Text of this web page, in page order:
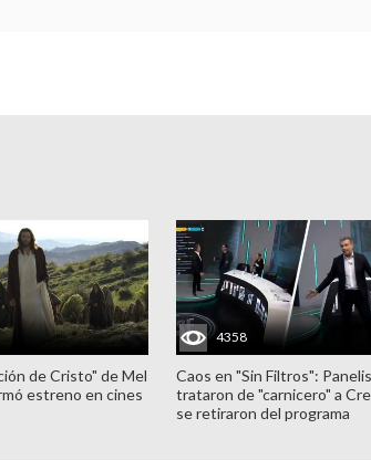
de Cristo" de Mel
estreno en cines
4358
Caos en "Sin Filtros":
trataron de "carnicero" a
se retiraron del programa